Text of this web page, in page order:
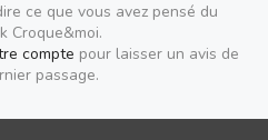
ce que vous avez pensé du
Croque&moi.
compte pour laisser un avis de
passage.